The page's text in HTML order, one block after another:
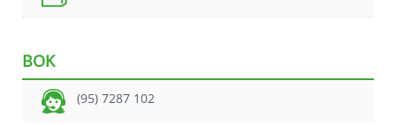
BOK
(95) 7287 102